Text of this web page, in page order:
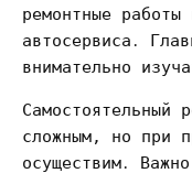
ремонтные
автосервиса․
внимательно
Самостоятельный
сложным, но при
осуществим․